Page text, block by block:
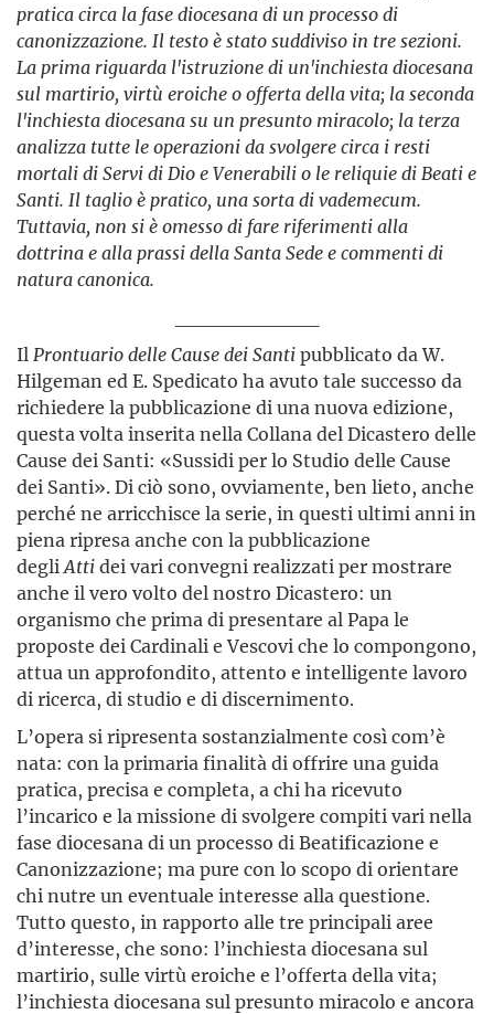
pratica circa la fase diocesana di un processo di
canonizzazione. Il testo è stato suddiviso in tre sezioni.
La prima riguarda l'istruzione di un'inchiesta diocesana
sul martirio, virtù eroiche o offerta della vita; la seconda
l'inchiesta diocesana su un presunto miracolo; la terza
analizza tutte le operazioni da svolgere circa i resti
mortali di Servi di Dio e Venerabili o le reliquie di Beati e
Santi. Il taglio è pratico, una sorta di vademecum.
Tuttavia, non si è omesso di fare riferimenti alla
dottrina e alla prassi della Santa Sede e commenti di
natura canonica.
Il Prontuario delle Cause dei Santipubblicato da W.
Hilgeman ed E. Spedicato ha avuto tale successo da
richiedere la pubblicazione di una nuova edizione,
questa volta inserita nella Collana del Dicastero delle
Cause dei Santi: «Sussidi per lo Studio delle Cause
dei Santi». Di ciò sono, ovviamente, ben lieto, anche
perché ne arricchisce la serie, in questi ultimi anni in
piena ripresa anche con la pubblicazione
degli Attidei vari convegni realizzati per mostrare
anche il vero volto del nostro Dicastero: un
organismo che prima di presentare al Papa le
proposte dei Cardinali e Vescovi che lo compongono,
attua un approfondito, attento e intelligente lavoro
di ricerca, di studio e di discernimento.
L’opera si ripresenta sostanzialmente così com’è
nata: con la primaria finalità di offrire una guida
pratica, precisa e completa, a chi ha ricevuto
l’incarico e la missione di svolgere compiti vari nella
fase diocesana di un processo di Beatificazione e
Canonizzazione; ma pure con lo scopo di orientare
chi nutre un eventuale interesse alla questione.
Tutto questo, in rapporto alle tre principali aree
d’interesse, che sono: l’inchiesta diocesana sul
martirio, sulle virtù eroiche e l’offerta della vita;
l’inchiesta diocesana sul presunto miracolo e ancora